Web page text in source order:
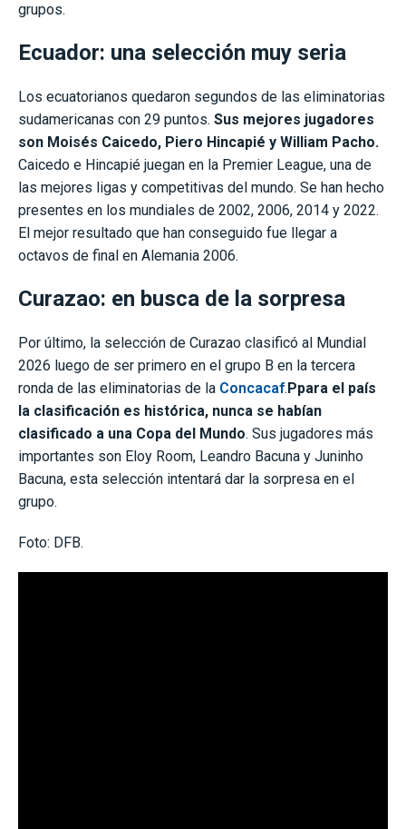
grupos.
Ecuador: una selección muy seria
Los ecuatorianos quedaron segundos de las eliminatorias
sudamericanas con 29 puntos. Sus mejores jugadores
son Moisés Caicedo, Piero Hincapié y William Pacho.
Caicedo e Hincapié juegan en la Premier League, una de
las mejores ligas y competitivas del mundo. Se han hecho
presentes en los mundiales de 2002, 2006, 2014 y 2022.
El mejor resultado que han conseguido fue llegar a
octavos de final en Alemania 2006.
Curazao: en busca de la sorpresa
Por último, la selección de Curazao clasificó al Mundial
2026 luego de ser primero en el grupo B en la tercera
ronda de las eliminatorias de la Concacaf.Ppara el país
la clasificación es histórica, nunca se habían
clasificado a una Copa del Mundo. Sus jugadores más
importantes son Eloy Room, Leandro Bacuna y Juninho
Bacuna, esta selección intentará dar la sorpresa en el
grupo.
Foto: DFB.